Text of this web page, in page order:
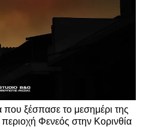
που ξέσπασε το μεσημέρι της
Φενεός στην Κορινθία